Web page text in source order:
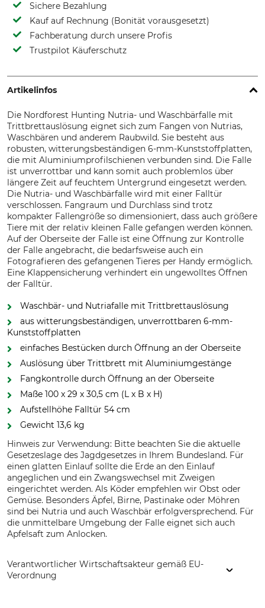
Sichere Bezahlung
Kauf auf Rechnung (Bonität vorausgesetzt)
Fachberatung durch unsere Profis
Trustpilot Käuferschutz
Artikelinfos
Die Nordforest Hunting Nutria- und Waschbärfalle mit
Trittbrettauslösung eignet sich zum Fangen von Nutrias,
Waschbären und anderem Raubwild. Sie besteht aus
robusten, witterungsbeständigen 6-mm-Kunststoffplatten,
die mit Aluminiumprofilschienen verbunden sind. Die Falle
ist unverrottbar und kann somit auch problemlos über
längere Zeit auf feuchtem Untergrund eingesetzt werden.
Die Nutria- und Waschbärfalle wird mit einer Falltür
verschlossen. Fangraum und Durchlass sind trotz
kompakter Fallengröße so dimensioniert, dass auch größere
Tiere mit der relativ kleinen Falle gefangen werden können.
Auf der Oberseite der Falle ist eine Öffnung zur Kontrolle
der Falle angebracht, die bedarfsweise auch ein
Fotografieren des gefangenen Tieres per Handy ermöglich.
Eine Klappensicherung verhindert ein ungewolltes Öffnen
der Falltür.
Waschbär- und Nutriafalle mit Trittbrettauslösung
aus witterungsbeständigen, unverrottbaren 6-mm-
Kunststoffplatten
einfaches Bestücken durch Öffnung an der Oberseite
Auslösung über Trittbrett mit Aluminiumgestänge
Fangkontrolle durch Öffnung an der Oberseite
Maße 100 x 29 x 30,5 cm (L x B x H)
Aufstellhöhe Falltür 54 cm
Gewicht 13,6 kg
Hinweis zur Verwendung: Bitte beachten Sie die aktuelle
Gesetzeslage des Jagdgesetzes in Ihrem Bundesland. Für
einen glatten Einlauf sollte die Erde an den Einlauf
angeglichen und ein Zwangswechsel mit Zweigen
eingerichtet werden. Als Köder empfehlen wir Obst oder
Gemüse. Besonders Äpfel, Birne, Pastinake oder Möhren
sind bei Nutria und auch Waschbär erfolgversprechend. Für
die unmittelbare Umgebung der Falle eignet sich auch
Apfelsaft zum Anlocken.
Verantwortlicher Wirtschaftsakteur gemäß EU-
Verordnung